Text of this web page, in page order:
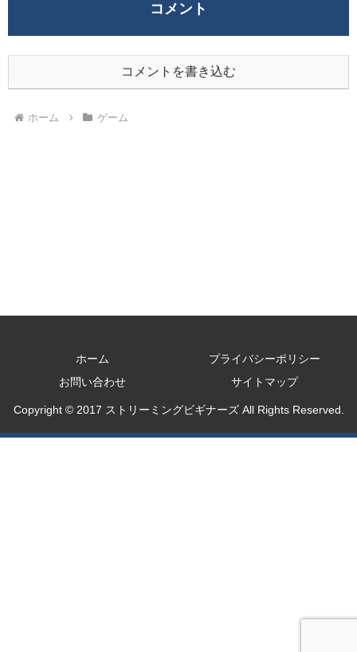
コメント
コメントを書き込む
ホーム ゲーム
ホーム
プライバシーポリシー
お問い合わせ
サイトマップ
Copyright © 2017 ストリーミングビギナーズ All Rights Reserved.